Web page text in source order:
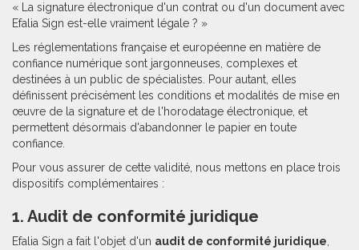
« La signature électronique d'un contrat ou d'un document avec
Efalia Sign est-elle vraiment légale ? »
Les réglementations française et européenne en matière de
confiance numérique sont jargonneuses, complexes et
destinées à un public de spécialistes. Pour autant, elles
définissent précisément les conditions et modalités de mise en
œuvre de la signature et de l'horodatage électronique, et
permettent désormais d'abandonner le papier en toute
confiance.
Pour vous assurer de cette validité, nous mettons en place trois
dispositifs complémentaires :
1. Audit de conformité juridique
Efalia Sign a fait l'objet d'un audit de conformité juridique